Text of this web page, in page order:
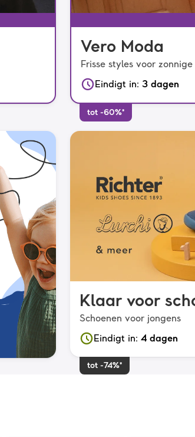
Vero Moda
Frisse styles voor
Eindigt in: 3 dagen
tot -60%*
Klaar voor
Schoenen voor jongens
Eindigt in: 4 dagen
tot -74%*